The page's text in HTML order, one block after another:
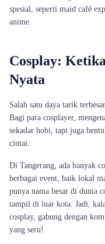
spesial, seperti maid café
anime.
Cosplay:
Nyata
Salah satu daya tarik
Bagi para cosplayer,
sekadar hobi, tapi juga
cintai.
Di Tangerang, ada banyak
berbagai event, baik lokal
punya nama besar di dunia
tampil di luar kota. Jadi,
cosplay, gabung dengan
yang seru!